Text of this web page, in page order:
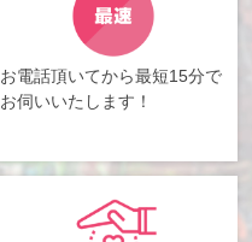
お電話頂いてから最短15分で
お伺いいたします！